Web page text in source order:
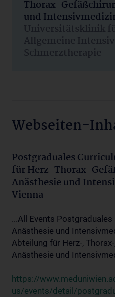
Thorax-
und
Universitätsklinik
Allgemeine
Schmerztherapie
Webseiten-
Postgraduales
für Herz-Thorax-
Anästhesie und
Vienna
...All Events
Anästhesie und
Abteilung für Herz-,
Anästhesie und
https://
us/events/detail/